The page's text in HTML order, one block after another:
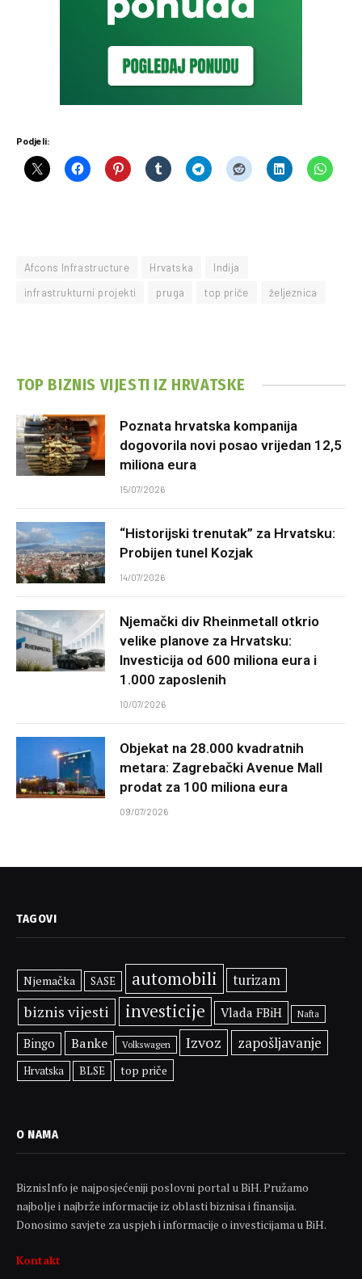
Podjeli:
Afcons Infrastructure Hrvatska
Indija
infrastrukturni projekti
pruga top priče željeznica
TOP BIZNIS VIJESTI IZ HRVATSKE
Poznata hrvatska kompanija
dogovorila novi posao vrijedan 12,5
miliona eura
15/07/2026
“Historijski trenutak” za Hrvatsku:
Probijen tunel Kozjak
14/07/2026
Njemački div Rheinmetall otkrio
velike planove za Hrvatsku:
Investicija od 600 miliona eura i
1.000 zaposlenih
10/07/2026
Objekat na 28.000 kvadratnih
metara: Zagrebački Avenue Mall
prodat za 100 miliona eura
09/07/2026
TAGOVI
Njemačka SASE automobili turizam
biznis vijesti investicije Vlada FBiH Nafta
Bingo Banke Volkswagen Izvoz zapošljavanje
Hrvatska BLSE top priče
O NAMA
BiznisInfo je najposjećeniji poslovni portal u BiH. Pružamo
najbolje i najbrže informacije iz oblasti biznisa i finansija.
Donosimo savjete za uspjeh i informacije o investicijama u BiH.
Kontakt